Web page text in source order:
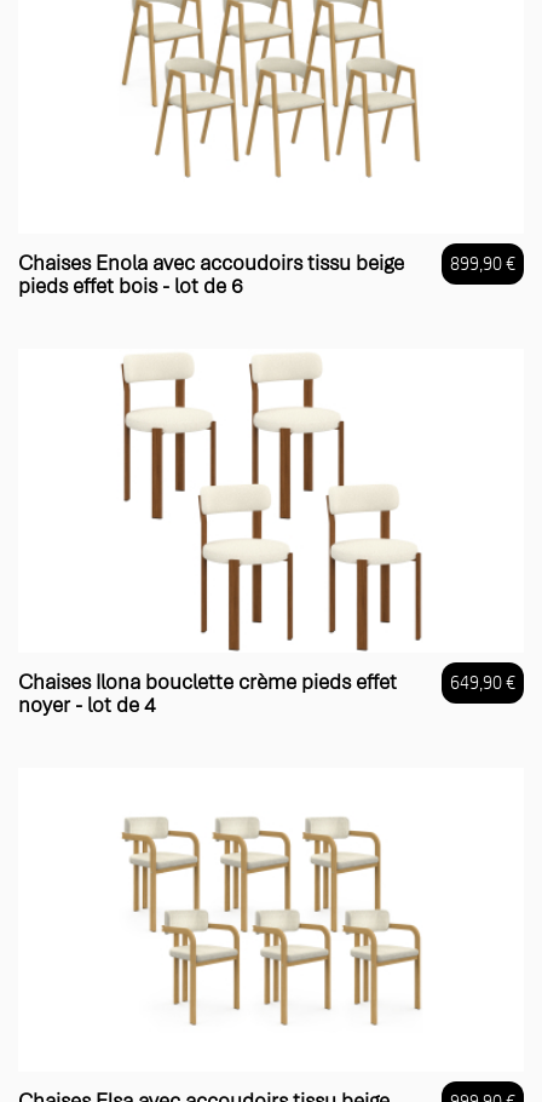
Chaises Enola avec accoudoirs tissu beige
pieds effet bois - lot de 6
899,90 €
Chaises Ilona bouclette crème pieds effet
noyer - lot de 4
649,90 €